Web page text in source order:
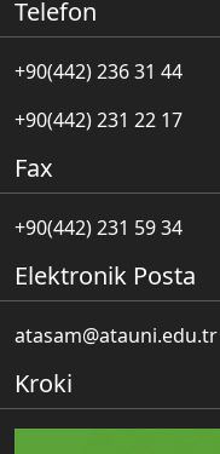
Telefon
+90(442) 236 31 44
+90(442) 231 22 17
Fax
+90(442) 231 59 34
Elektronik Posta
atasam@atauni.edu.tr
Kroki